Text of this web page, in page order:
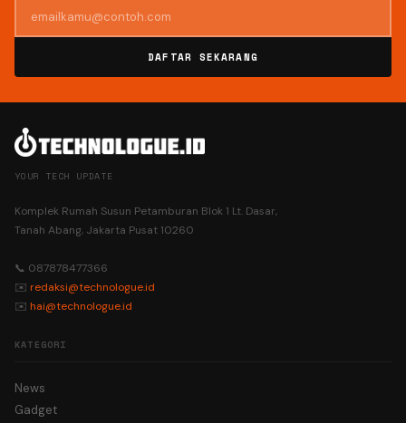
DAFTAR SEKARANG
YOUR TECH UPDATE
Komplek Rumah Susun Petamburan Blok 1 Lt. Dasar,
Tanah Abang, Jakarta Pusat 10260
📞 087878477366
✉️ redaksi@technologue.id
✉️ hai@technologue.id
KATEGORI
News
Gadget